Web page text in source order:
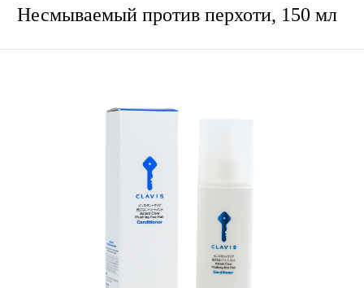
эфиры
О нас
Несмываемый против перхоти, 150 мл